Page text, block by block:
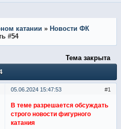
катании » Новости ФК
#54
Тема закрыта
1
05.06.2024 15:47:53
В теме разрешается обсуждать
строго новости фигурного
катания